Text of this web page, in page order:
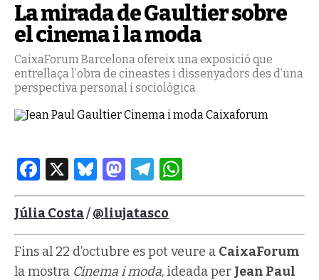
La mirada de Gaultier sobre
el cinema i la moda
CaixaForum Barcelona ofereix una exposició que
entrellaça l’obra de cineastes i dissenyadors des d’una
perspectiva personal i sociològica
Facebook
X Bluesky
Mastodon
Telegram
Júlia Costa/@liujatasco
Fins al 22 d’octubre es pot veure a CaixaForum
la mostra Cinema i moda, ideada per Jean Paul